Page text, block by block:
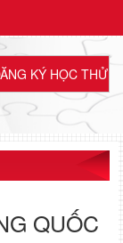
QUỐC